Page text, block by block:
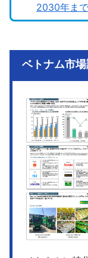
2030年ま
ベトナム市